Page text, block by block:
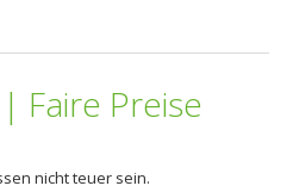
Faire Preise
nicht teuer sein.